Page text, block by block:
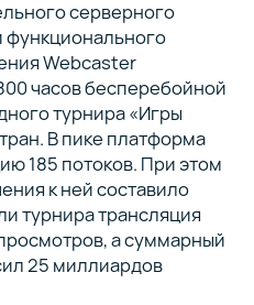
серверного
функционального
Webcaster
часов бесперебойной
турнира «Игры
В пике платформа
185 потоков. При этом
к ней составило
турнира трансляция
а суммарный
25 миллиардов